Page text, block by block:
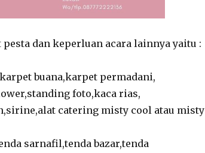
pesta dan keperluan acara lainnya yaitu :
buana,karpet permadani,
foto,kaca rias,
catering misty cool atau misty
sarnafil,tenda bazar,tenda